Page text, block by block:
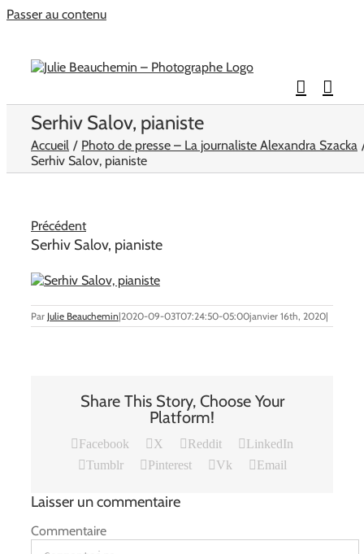
Passer au contenu
Serhiv Salov, pianiste
Accueil
Photo de presse – La journaliste Alexandra Szacka
Serhiv Salov, pianiste
Précédent
Serhiv Salov, pianiste
Par Julie Beauchemin|2020-09-03T07:24:50-05:00janvier 16th, 2020|
Share This Story, Choose Your
Platform!
Facebook X Reddit
LinkedIn
Tumblr
Pinterest Vk Email
Laisser un commentaire
Commentaire